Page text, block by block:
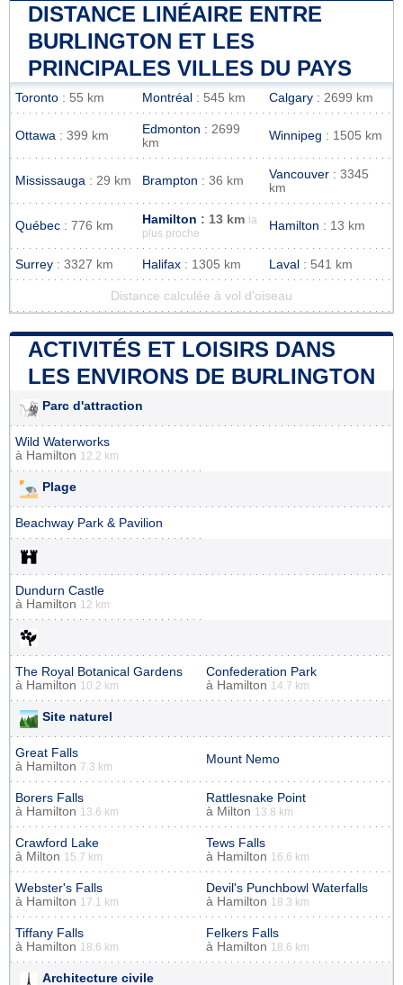
DISTANCE LINÉAIRE ENTRE
BURLINGTON ET LES
PRINCIPALES VILLES DU PAYS
Toronto : 55 km Montréal : 545 km Calgary : 2699 km
Ottawa : 399 km Edmonton : 2699
km
Winnipeg : 1505 km
Mississauga : 29 km Brampton : 36 km Vancouver : 3345
km
Québec : 776 km Hamilton : 13 km
la
plus proche
Hamilton : 13 km
Surrey : 3327 km Halifax : 1305 km Laval : 541 km
Distance calculée à vol d'oiseau
ACTIVITÉS ET LOISIRS DANS
LES ENVIRONS DE BURLINGTON
Parc d'attraction
Wild Waterworks
à Hamilton 12.2 km
Plage
Beachway Park & Pavilion
Dundurn Castle
à Hamilton 12 km
The Royal Botanical Gardens
à Hamilton 10.2 km
Confederation Park
à Hamilton 14.7 km
Site naturel
Great Falls
à Hamilton 7.3 km
Mount Nemo
Borers Falls
à Hamilton 13.6 km
Rattlesnake Point
à Milton 13.8 km
Crawford Lake
à Milton 15.7 km
Tews Falls
à Hamilton 16.6 km
Webster's Falls
à Hamilton 17.1 km
Devil's Punchbowl Waterfalls
à Hamilton 18.3 km
Tiffany Falls
à Hamilton 18.6 km
Felkers Falls
à Hamilton 18.6 km
Architecture civile